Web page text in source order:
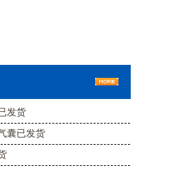
发货
囊已发货